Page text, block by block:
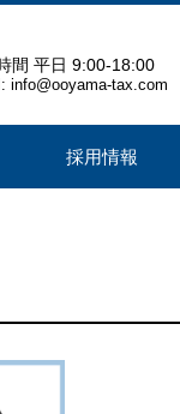
間 平日 9:00-18:00
info@ooyama-tax.com
採用情報